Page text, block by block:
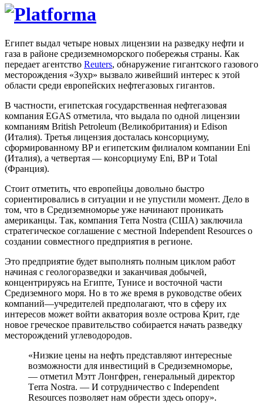
Египет выдал четыре новых лицензии на разведку нефти и
газа в районе средиземноморского побережья страны. Как
передает агентство Reuters, обнаружение гигантского газового
месторождения «Зухр» вызвало живейший интерес к этой
области среди европейских нефтегазовых гигантов.
В частности, египетская государственная нефтегазовая
компания EGAS отметила, что выдала по одной лицензии
компаниям British Petroleum (Великобритания) и Edison
(Италия). Третья лицензия досталась консорциуму,
сформированному BP и египетским филиалом компании Eni
(Италия), а четвертая — консорциуму Eni, BP и Total
(Франция).
Стоит отметить, что европейцы довольно быстро
сориентировались в ситуации и не упустили момент. Дело в
том, что в Средиземноморье уже начинают проникать
американцы. Так, компания Tеrra Nostra (США) заключила
стратегическое соглашение с местной Independent Resources о
создании совместного предприятия в регионе.
Это предприятие будет выполнять полным циклом работ
начиная с геологоразведки и заканчивая добычей,
концентрируясь на Египте, Тунисе и восточной части
Средиземного моря. Но в то же время в руководстве обеих
компаний—учредителей предполагают, что в сферу их
интересов может войти акватория возле острова Крит, где
новое греческое правительство собирается начать разведку
месторождений углеводородов.
«Низкие цены на нефть представляют интересные
возможности для инвестиций в Средиземноморье,
— отметил Мэтт Лонгфрен, генеральный директор
Tеrra Nostra. — И сотрудничество с Independent
Resources позволяет нам обрести здесь опору».